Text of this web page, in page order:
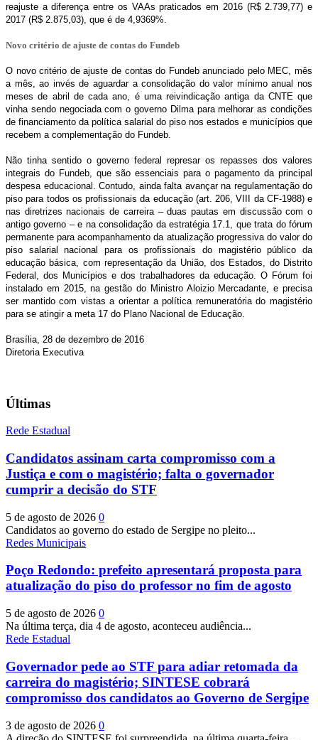
reajuste a diferença entre os VAAs praticados em 2016 (R$ 2.739,77) e
2017 (R$ 2.875,03), que é de 4,9369%.
Novo critério de ajuste de contas do Fundeb
O novo critério de ajuste de contas do Fundeb anunciado pelo MEC, mês
a mês, ao invés de aguardar a consolidação do valor mínimo anual nos
meses de abril de cada ano, é uma reivindicação antiga da CNTE que
vinha sendo negociada com o governo Dilma para melhorar as condições
de financiamento da política salarial do piso nos estados e municípios que
recebem a complementação do Fundeb.
Não tinha sentido o governo federal represar os repasses dos valores
integrais do Fundeb, que são essenciais para o pagamento da principal
despesa educacional. Contudo, ainda falta avançar na regulamentação do
piso para todos os profissionais da educação (art. 206, VIII da CF-1988) e
nas diretrizes nacionais de carreira – duas pautas em discussão com o
antigo governo – e na consolidação da estratégia 17.1, que trata do fórum
permanente para acompanhamento da atualização progressiva do valor do
piso salarial nacional para os profissionais do magistério público da
educação básica, com representação da União, dos Estados, do Distrito
Federal, dos Municípios e dos trabalhadores da educação. O Fórum foi
instalado em 2015, na gestão do Ministro Aloizio Mercadante, e precisa
ser mantido com vistas a orientar a política remuneratória do magistério
para se atingir a meta 17 do Plano Nacional de Educação.
Brasília, 28 de dezembro de 2016
Diretoria Executiva
Últimas
Rede Estadual
Candidatos assinam carta compromisso com a
Justiça e com o magistério; falta o governador
cumprir a decisão do STF
5 de agosto de 2026 0
Candidatos ao governo do estado de Sergipe no pleito...
Redes Municipais
Poço Redondo: prefeito apresentará proposta para
atualização do piso do professor no fim de agosto
5 de agosto de 2026 0
Na última terça, dia 4 de agosto, aconteceu audiência...
Rede Estadual
Governador pede ao STF para adiar retomada da
carreira do magistério; SINTESE cobrará
compromisso dos candidatos ao Governo de Sergipe
3 de agosto de 2026 0